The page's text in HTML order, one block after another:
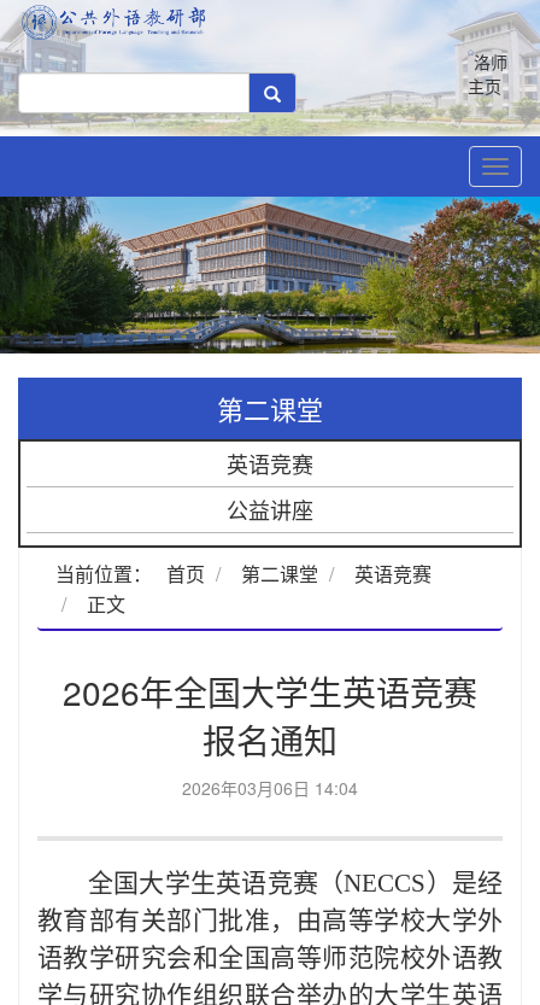
洛师
主页
第二课堂
英语竞赛
公益讲座
当前位置： 首页 第二课堂
英语竞赛
正文
2026年全国大学生英语竞赛
报名通知
2026年03月06日 14:04
全国大学生英语竞赛（NECCS）是经
教育部有关部门批准，由高等学校大学外
语教学研究会和全国高等师范院校外语教
学与研究协作组织联合举办的大学生英语